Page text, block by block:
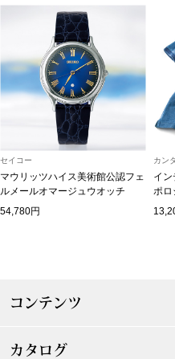
ーブルウェア
ズ
セイコー
マウリッツハイス美術館公認フェ
ルメールオマージュウオッチ
54,780円
カン
イ
ポロ
コンテンツ
カタログ